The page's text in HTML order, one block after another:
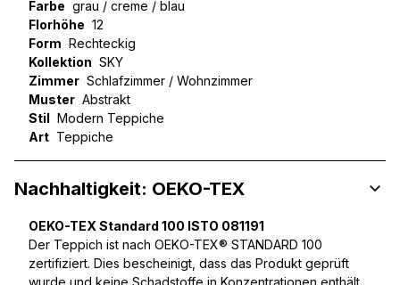
Farbe grau / creme / blau
Florhöhe 12
Form Rechteckig
Kollektion SKY
Zimmer Schlafzimmer / Wohnzimmer
Muster Abstrakt
Stil Modern Teppiche
Art Teppiche
Nachhaltigkeit: OEKO-TEX
OEKO-TEX Standard 100 ISTO 081191
Der Teppich ist nach OEKO-TEX® STANDARD 100
zertifiziert. Dies bescheinigt, dass das Produkt geprüft